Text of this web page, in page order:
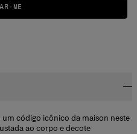
ME
código icônico da maison neste
ao corpo e decote